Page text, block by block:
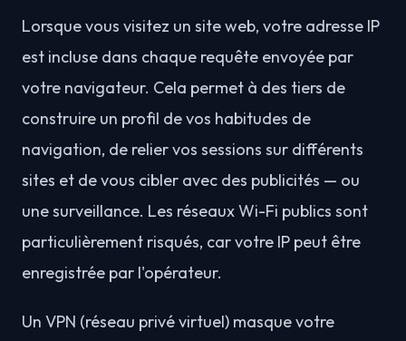
Lorsque vous visitez un site web, votre adresse IP
est incluse dans chaque requête envoyée par
votre navigateur. Cela permet à des tiers de
construire un profil de vos habitudes de
navigation, de relier vos sessions sur différents
sites et de vous cibler avec des publicités — ou
une surveillance. Les réseaux Wi-Fi publics sont
particulièrement risqués, car votre IP peut être
enregistrée par l'opérateur.
Un VPN (réseau privé virtuel) masque votre